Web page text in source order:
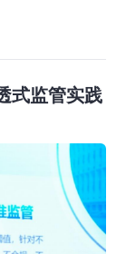
式监管实践